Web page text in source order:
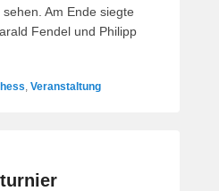
Am Ende siegte
Fendel und Philipp
Veranstaltung